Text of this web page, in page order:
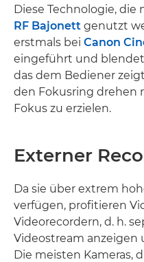
Diese Technologie,
RF Bajonett genutzt
erstmals bei Canon
eingeführt und
das dem Bediener
den Fokusring drehen
Fokus zu erzielen.
Externer
Da sie über extrem
verfügen, profitieren
Videorecordern, d. h.
Videostream anzeigen
Die meisten Kameras,